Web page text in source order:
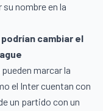
nombre en la
cambiar el
marcar la
el Inter cuentan con
un partido con un